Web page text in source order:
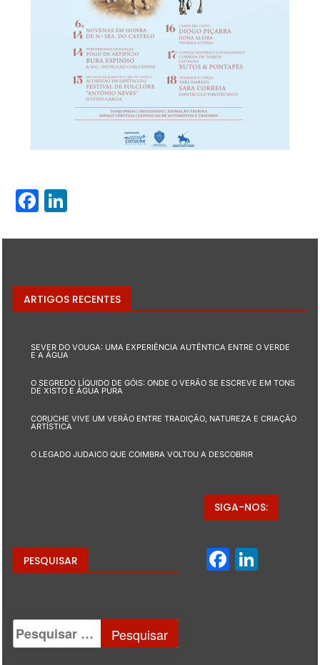
Facebook
ARTIGOS RECENTES
SEVER DO VOUGA: UMA EXPERIÊNCIA AUTÊNTICA ENTRE O VERDE
E A ÁGUA
O SEGREDO LÍQUIDO DE GÓIS: ONDE O VERÃO SE ESCREVE EM TONS
DE XISTO E ÁGUA PURA
CORUCHE VIVE UM VERÃO ENTRE TRADIÇÃO, NATUREZA E CRIAÇÃO
ARTÍSTICA
O LEGADO JUDAICO QUE COIMBRA VOLTOU A DESCOBRIR
PESQUISAR
SIGA-NOS: